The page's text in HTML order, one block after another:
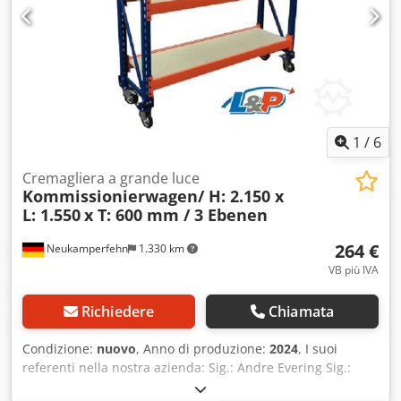
1 / 6
Neukamperfehn 1.330 km
Cremagliera a grande luce
Kommissionierwagen/ H: 2.150 x
L: 1.550x T: 600 mm / 3 Ebenen
264 €
VB più IVA
Richiedere Chiamata
Condizione: nuovo, Anno di produzione: 2024, I suoi
referenti nella nostra azienda: Sig.: Andre Evering Sig.:
Mario Klöver Sig.: Falk Deutsch Dati tecnici del carrello a